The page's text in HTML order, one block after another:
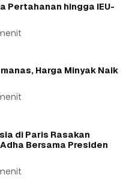
Pertahanan hingga IEU-
Harga Minyak Naik
di Paris Rasakan
Bersama Presiden